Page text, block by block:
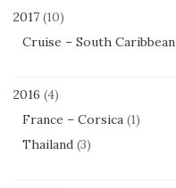
2017 (10)
Cruise – South Caribbean
2016 (4)
France – Corsica (1)
Thailand (3)